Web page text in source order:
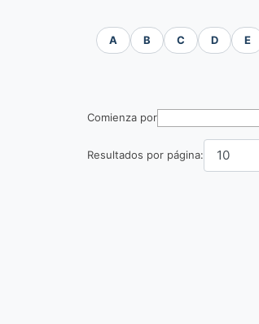
A B C D E
Comienza por
Resultados por página: